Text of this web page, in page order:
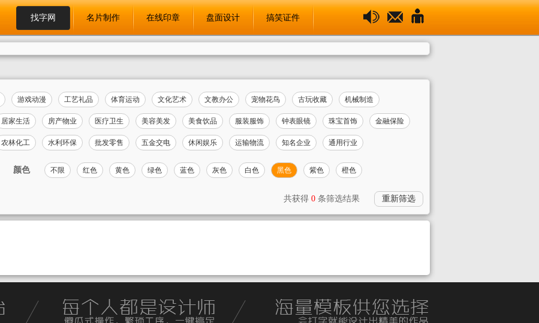
找字网 名片制作 在线印章 盘面设计 搞笑证件
游戏动漫 工艺礼品 体育运动 文化艺术 文教办公 宠物花鸟 古玩收藏 机械制造
居家生活 房产物业 医疗卫生 美容美发 美食饮品 服装服饰 钟表眼镜 珠宝首饰 金融保险
农林化工 水利环保 批发零售 五金交电 休闲娱乐 运输物流 知名企业 通用行业
颜色 不限 红色 黄色 绿色 蓝色 灰色 白色 黑色 紫色 橙色
共获得 0 条筛选结果 重新筛选